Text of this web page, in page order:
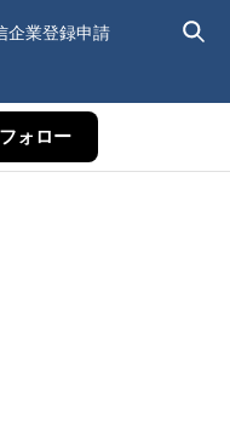
企業登録申請
フォロー